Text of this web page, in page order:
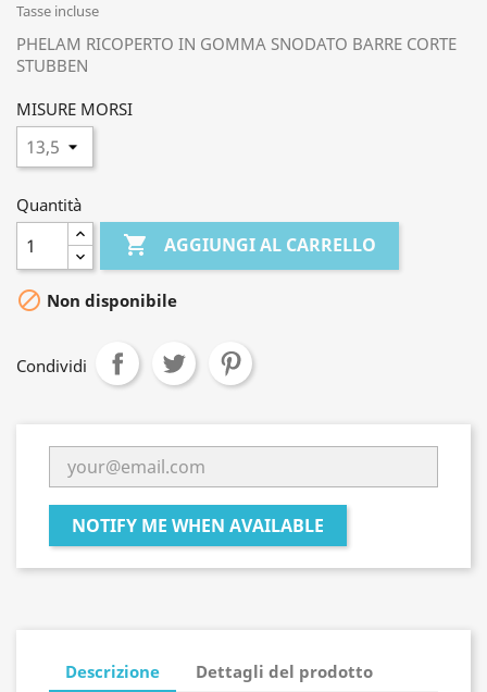
Tasse incluse
PHELAM RICOPERTO IN GOMMA SNODATO BARRE CORTE
STUBBEN
MISURE MORSI
Quantità
 AGGIUNGI AL CARRELLO
 Non disponibile
Condividi
NOTIFY ME WHEN AVAILABLE
Descrizione Dettagli del prodotto